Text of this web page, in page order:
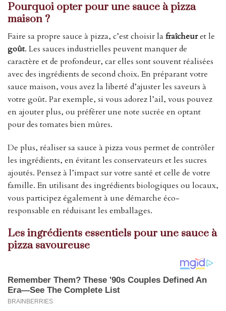
Pourquoi opter pour une sauce à pizza
maison ?
Faire sa propre sauce à pizza, c’est choisir la fraîcheuret le
goût. Les sauces industrielles peuvent manquer de
caractère et de profondeur, car elles sont souvent réalisées
avec des ingrédients de second choix. En préparant votre
sauce maison, vous avez la liberté d’ajuster les saveurs à
votre goût. Par exemple, si vous adorez l’ail, vous pouvez
en ajouter plus, ou préférer une note sucrée en optant
pour des tomates bien mûres.
De plus, réaliser sa sauce à pizza vous permet de contrôler
les ingrédients, en évitant les conservateurs et les sucres
ajoutés. Pensez à l’impact sur votre santé et celle de votre
famille. En utilisant des ingrédients biologiques ou locaux,
vous participez également à une démarche éco-
responsable en réduisant les emballages.
Les ingrédients essentiels pour une sauce à
pizza savoureuse